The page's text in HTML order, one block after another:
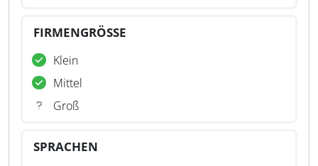
FIRMENGRÖSSE
Klein
Mittel
Groß
SPRACHEN